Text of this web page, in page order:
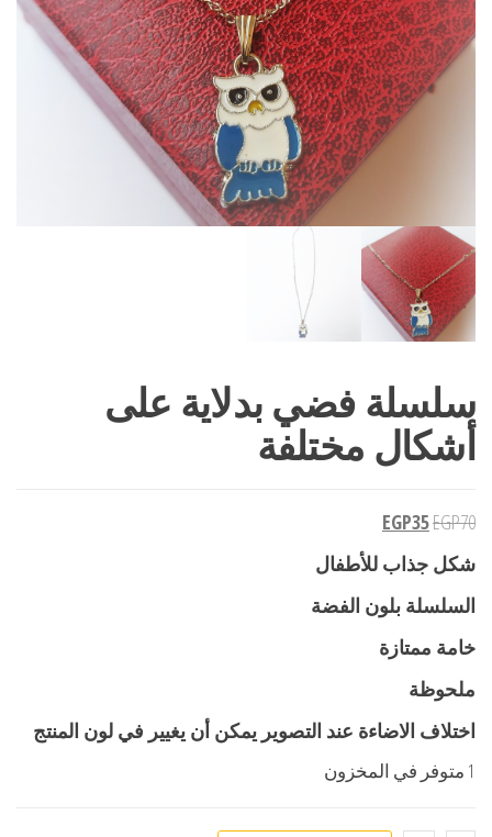
سلسلة فضي بدلاية على
أشكال مختلفة
EGP70
EGP35
شكل جذاب للأطفال
السلسلة بلون الفضة
خامة ممتازة
ملحوظة
اختلاف الاضاءة عند التصوير يمكن أن يغيير في لون المنتج
1 متوفر في المخزون